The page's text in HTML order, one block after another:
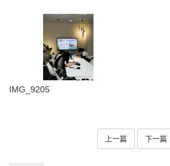
IMG_9205
上一篇 下一篇